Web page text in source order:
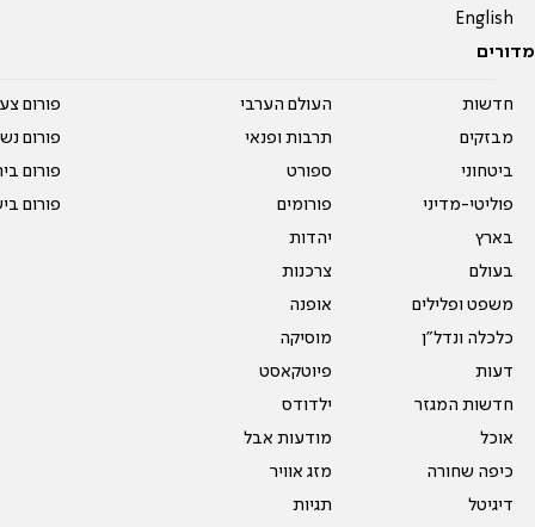
English
מדורים
חדשות
מבזקים
ביטחוני
פוליטי-מדיני
בארץ
בעולם
משפט ופלילים
כלכלה ונדל"ן
דעות
חדשות המגזר
אוכל
כיפה שחורה
דיגיטל
העולם הערבי
תרבות ופנאי
ספורט
פורומים
יהדות
צרכנות
אופנה
מוסיקה
פיוטקאסט
ילדודס
מודעות אבל
מזג אוויר
תגיות
פורום
פורום
פורום
פורום